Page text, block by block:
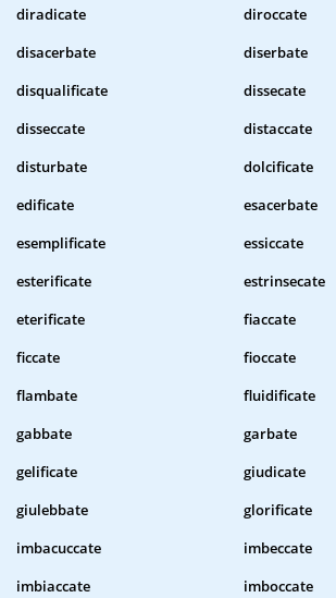
diradicate
diroccate
disacerbate
diserbate
disqualificate
dissecate
disseccate
distaccate
disturbate
dolcificate
edificate
esacerbate
esemplificate
essiccate
esterificate
estrinsecate
eterificate
fiaccate
ficcate
fioccate
flambate
fluidificate
gabbate
garbate
gelificate
giudicate
giulebbate
glorificate
imbacuccate
imbeccate
imbiaccate
imboccate